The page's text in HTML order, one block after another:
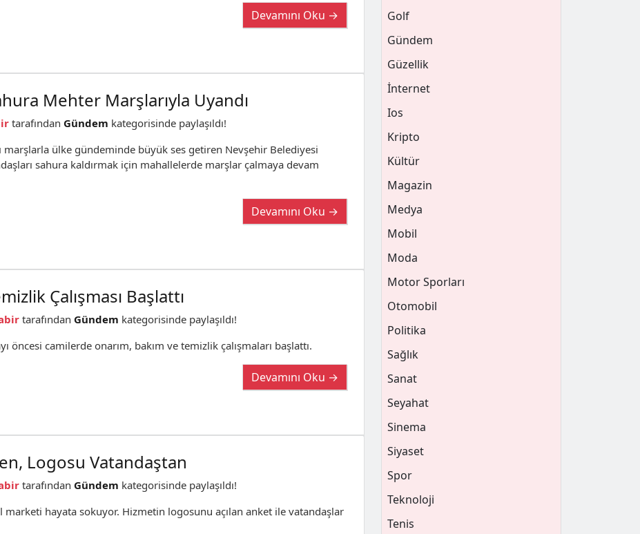
Devamını Oku →
Mehter Marşlarıyla Uyandı
tarafından Gündem kategorisinde paylaşıldı!
marşlarla ülke gündeminde büyük ses getiren Nevşehir Belediyesi
sahura kaldırmak için mahallelerde marşlar çalmaya devam
Devamını Oku →
Çalışması Başlattı
tarafından Gündem kategorisinde paylaşıldı!
öncesi camilerde onarım, bakım ve temizlik çalışmaları başlattı.
Devamını Oku →
Logosu Vatandaştan
tarafından Gündem kategorisinde paylaşıldı!
hayata sokuyor. Hizmetin logosunu açılan anket ile vatandaşlar
Golf
Gündem
Güzellik
İnternet
Ios
Kripto
Kültür
Magazin
Medya
Mobil
Moda
Motor Sporları
Otomobil
Politika
Sağlık
Sanat
Seyahat
Sinema
Siyaset
Spor
Teknoloji
Tenis